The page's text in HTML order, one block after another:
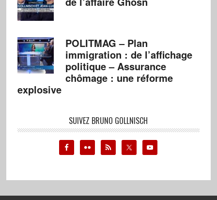
POLITMAG – Plan
immigration : de l’affichage
politique – Assurance
chômage : une réforme
explosive
SUIVEZ BRUNO GOLLNISCH